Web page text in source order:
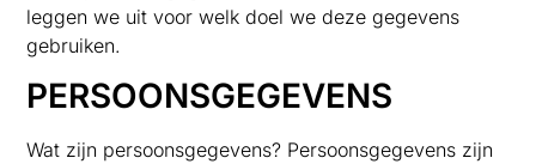
leggen we uit voor welk doel we deze gegevens
gebruiken.
PERSOONSGEGEVENS
Wat zijn persoonsgegevens? Persoonsgegevens zijn